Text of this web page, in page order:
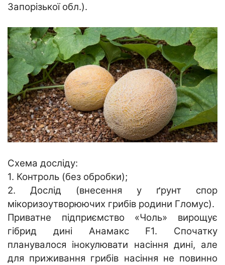
Запорізької обл.).
Схема досліду:
1. Контроль (без обробки);
2. Дослід (внесення у ґрунт спор
мікоризоутворюючих грибів родини Гломус).
Приватне підприємство «Чоль» вирощує
гібрид дині Анамакс F1. Спочатку
планувалося інокулювати насіння дині, але
для приживання грибів насіння не повинно